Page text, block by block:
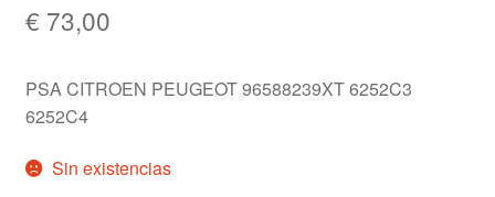
€ 73,00
PSA CITROEN PEUGEOT 96588239XT 6252C3
6252C4
Sin existencias